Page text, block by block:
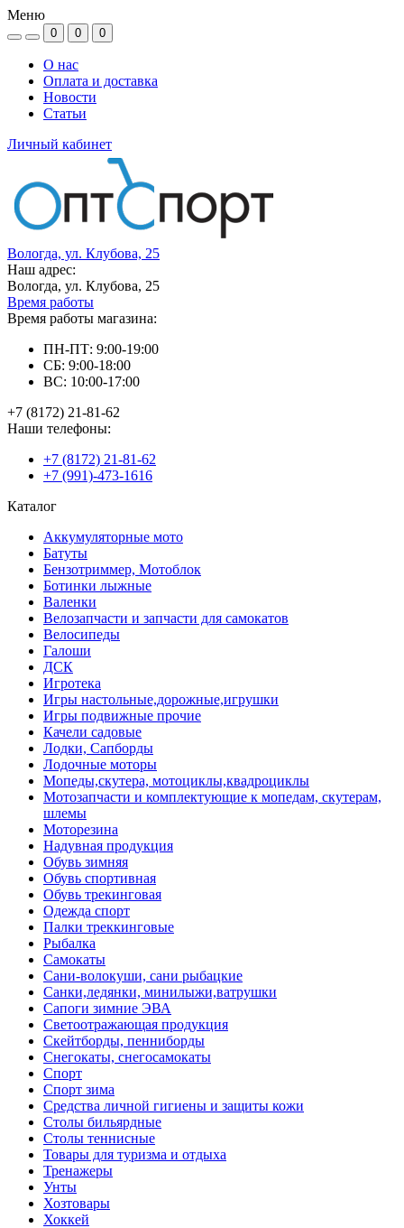
Меню
0 0 0
О нас
Оплата и доставка
Новости
Статьи
Личный кабинет
Вологда, ул. Клубова, 25
Наш адрес:
Вологда, ул. Клубова, 25
Время работы
Время работы магазина:
ПН-ПТ: 9:00-19:00
СБ: 9:00-18:00
ВС: 10:00-17:00
+7 (8172) 21-81-62
Наши телефоны:
+7 (8172) 21-81-62
+7 (991)-473-1616
Каталог
Аккумуляторные мото
Батуты
Бензотриммер, Мотоблок
Ботинки лыжные
Валенки
Велозапчасти и запчасти для самокатов
Велосипеды
Галоши
ДСК
Игротека
Игры настольные,дорожные,игрушки
Игры подвижные прочие
Качели садовые
Лодки, Сапборды
Лодочные моторы
Мопеды,скутера, мотоциклы,квадроциклы
Мотозапчасти и комплектующие к мопедам, скутерам,
шлемы
Моторезина
Надувная продукция
Обувь зимняя
Обувь спортивная
Обувь трекинговая
Одежда спорт
Палки треккинговые
Рыбалка
Самокаты
Сани-волокуши, сани рыбацкие
Санки,ледянки, минилыжи,ватрушки
Сапоги зимние ЭВА
Светоотражающая продукция
Скейтборды, пенниборды
Снегокаты, снегосамокаты
Спорт
Спорт зима
Средства личной гигиены и защиты кожи
Столы бильярдные
Столы теннисные
Товары для туризма и отдыха
Тренажеры
Унты
Хозтовары
Хоккей